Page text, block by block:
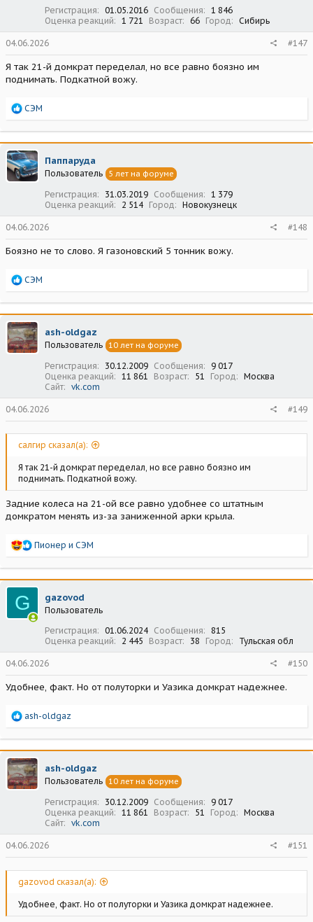
Регистрация
01.05.2016 Сообщения
1 846
Оценка реакций
1 721 Возраст 66 Город Сибирь
04.06.2026 #147
Я так 21-й домкрат переделал, но все равно боязно им
поднимать. Подкатной вожу.
Р
а
к
ц
и
и
СЭМ
Паппаруда
Пользователь 5 лет на форуме
Регистрация 31.03.2019 Сообщения
1 379
Оценка реакций
2 514 Город Новокузнецк
04.06.2026 #148
Боязно не то слово. Я газоновский 5 тонник вожу.
Р
а
к
ц
и
и
СЭМ
ash-oldgaz
Пользователь 10 лет на форуме
Регистрация 30.12.2009 Сообщения
9 017
Оценка реакций
11 861 Возраст 51 Город
Москва
Сайт
vk.com
04.06.2026 #149
салгир сказал(а):
Я так 21-й домкрат переделал, но все равно боязно им
поднимать. Подкатной вожу.
Задние колеса на 21-ой все равно удобнее со штатным
домкратом менять из-за заниженной арки крыла.
Р
а
к
ц
и
:
Пионер и СЭМ
G gazovod
Пользователь
Регистрация
01.06.2024 Сообщения
815
Оценка реакций
2 445 Возраст 38 Город Тульская обл
04.06.2026 #150
Удобнее, факт. Но от полуторки и Уазика домкрат надежнее.
Р
а
к
ц
и
и
ash-oldgaz
ash-oldgaz
Пользователь 10 лет на форуме
Регистрация 30.12.2009 Сообщения
9 017
Оценка реакций
11 861 Возраст 51 Город
Москва
Сайт
vk.com
04.06.2026 #151
gazovod сказал(а):
Удобнее, факт. Но от полуторки и Уазика домкрат надежнее.